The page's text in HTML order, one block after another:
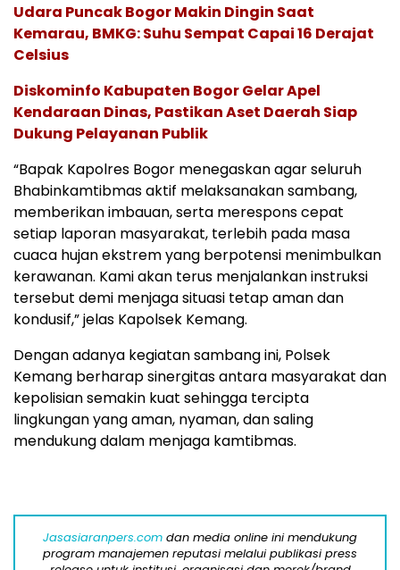
Udara Puncak Bogor Makin Dingin Saat
Kemarau, BMKG: Suhu Sempat Capai 16 Derajat
Celsius
Diskominfo Kabupaten Bogor Gelar Apel
Kendaraan Dinas, Pastikan Aset Daerah Siap
Dukung Pelayanan Publik
“Bapak Kapolres Bogor menegaskan agar seluruh
Bhabinkamtibmas aktif melaksanakan sambang,
memberikan imbauan, serta merespons cepat
setiap laporan masyarakat, terlebih pada masa
cuaca hujan ekstrem yang berpotensi menimbulkan
kerawanan. Kami akan terus menjalankan instruksi
tersebut demi menjaga situasi tetap aman dan
kondusif,” jelas Kapolsek Kemang.
Dengan adanya kegiatan sambang ini, Polsek
Kemang berharap sinergitas antara masyarakat dan
kepolisian semakin kuat sehingga tercipta
lingkungan yang aman, nyaman, dan saling
mendukung dalam menjaga kamtibmas.
Jasasiaranpers.com dan media online ini mendukung
program manajemen reputasi melalui publikasi press